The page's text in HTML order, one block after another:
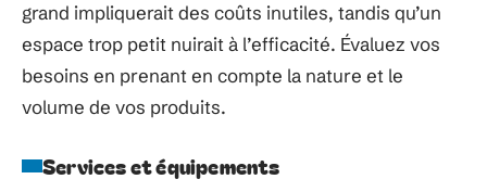
grand impliquerait des coûts inutiles, tandis qu’un
espace trop petit nuirait à l’efficacité. Évaluez vos
besoins en prenant en compte la nature et le
volume de vos produits.
Services et équipements